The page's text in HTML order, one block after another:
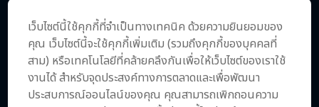
Rugby captain Siya Kolisi on finding your
‘why’
ฤดู 2 ตอน 2
20นาที · 10.10.2023
“You have to know why you’re doing something, and the ‘why’
has to be bigger than the doubt you have about yourself.” In
เว็บไซต์นี้ใช้คุกกี้ที่จำเป็นทางเทคนิค ด้วยความยินยอมของ
คุณ เว็บไซต์นี้จะใช้คุกกี้เพิ่มเติม (รวมถึงคุกกี้ของบุคคลที่
สาม) หรือเทคโนโลยีที่คล้ายคลึงกันเพื่อให้เว็บไซต์ของเราใช้
งานได้ สำหรับจุดประสงค์ทางการตลาดและเพื่อพัฒนา
ประสบการณ์ออนไลน์ของคุณ คุณสามารถเพิกถอนความ